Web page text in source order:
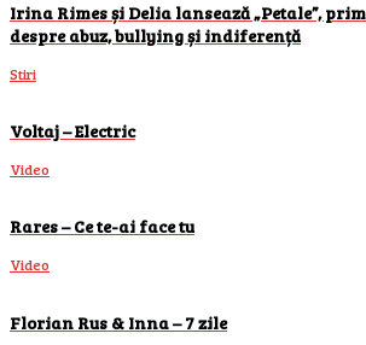
Irina Rimes și Delia lansează „Petale”,
despre abuz, bullying și indiferență
Stiri
Voltaj – Electric
Video
Rares – Ce te-ai face tu
Video
Florian Rus & Inna – 7 zile